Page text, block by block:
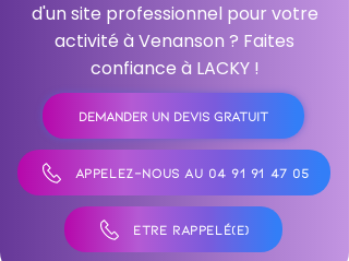
d'un site professionnel pour votre
activité à Venanson ? Faites
confiance à LACKY !
DEMANDER UN DEVIS GRATUIT
APPELEZ-NOUS AU 04 91 91 47 05
ÊTRE RAPPELÉ(E)